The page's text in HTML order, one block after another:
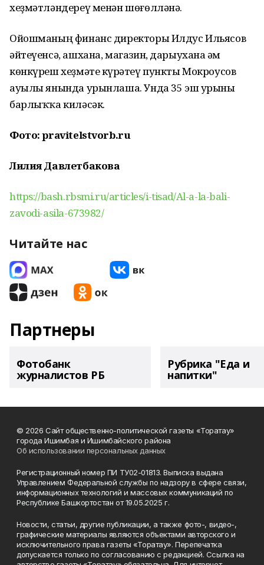
хеҙмәтләндереү менән шөғөлләнә.
Ойошманың финанс директоры Илдус Ильясов
әйтеүенсә, ашхана, магазин, дарыухана һәм
көнкүреш хеҙмәте күрһәтеү пункты Мокроусов
ауылы янында урынлаша. Унда 35 эш урыны
барлыҡҡа киләсәк.
Фото: pravitelstvorb.ru
Лилия Давлетбакова
https://bash.rbsmi.ru/articles/i-tisad/Al-a-la-bali-
zavodi-asila-673982/
Читайте нас
Партнеры
Фотобанк
журналистов РБ
Рубрика "Еда и
напитки"
© 2026 Сайт общественно-политической газеты «Торатау»
города Ишимбая и Ишимбайского района
Об использовании персональных данных
Регистрационный номер ПИ ТУ02-01813. Выписка выдана
Управлением Федеральной службы по надзору в сфере связи,
информационных технологий и массовых коммуникаций по
Республике Башкортостан от 19.05.2025 г.
Новости, статьи, другие публикации, а также фото-, видео-,
графические материалы являются объектами авторского и
исключительного права газеты «Торатау». Перепечатка
допускается только по согласованию с редакцией. Ссылка на